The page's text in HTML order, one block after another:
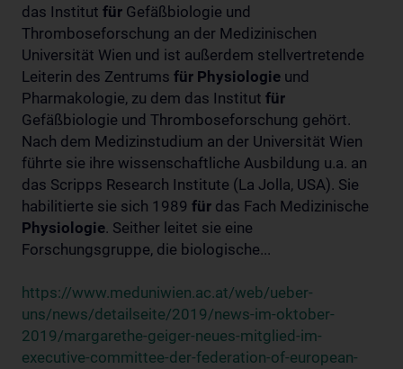
das Institut für Gefäßbiologie und
Thromboseforschung an der Medizinischen
Universität Wien und ist außerdem stellvertretende
Leiterin des Zentrums für Physiologie und
Pharmakologie, zu dem das Institut für
Gefäßbiologie und Thromboseforschung gehört.
Nach dem Medizinstudium an der Universität Wien
führte sie ihre wissenschaftliche Ausbildung u.a. an
das Scripps Research Institute (La Jolla, USA). Sie
habilitierte sie sich 1989 für das Fach Medizinische
Physiologie. Seither leitet sie eine
Forschungsgruppe, die biologische...
https://www.meduniwien.ac.at/web/ueber-
uns/news/detailseite/2019/news-im-oktober-
2019/margarethe-geiger-neues-mitglied-im-
executive-committee-der-federation-of-european-